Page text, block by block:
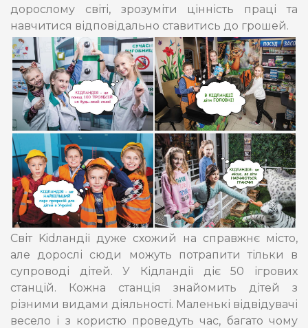
дорослому світі, зрозуміти цінність праці та
навчитися відповідально ставитись до грошей.
Cвіт Kidландії дуже схожий на справжнє місто,
але дорослі сюди можуть потрапити тільки в
супроводі дітей. У Кідландії діє 50 ігрових
станцій. Кожна станція знайомить дітей з
різними видами діяльності. Маленькі відвідувачі
весело і з користю проведуть час, багато чому